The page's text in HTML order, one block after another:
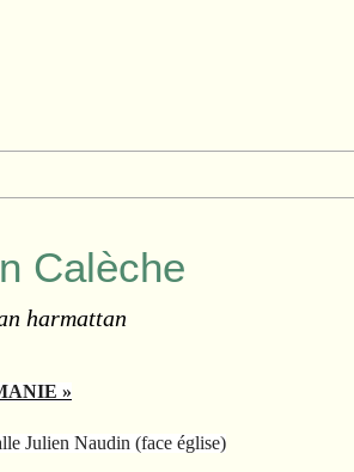
Calèche
harmattan
»
Julien Naudin (face église)